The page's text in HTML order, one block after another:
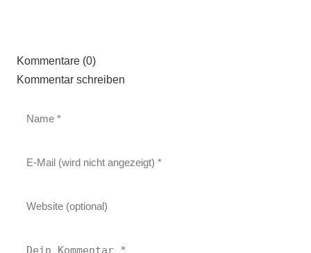
Kommentare (0)
Kommentar schreiben